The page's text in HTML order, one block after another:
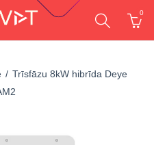
0
Trīsfāzu 8kW hibrīda Deye